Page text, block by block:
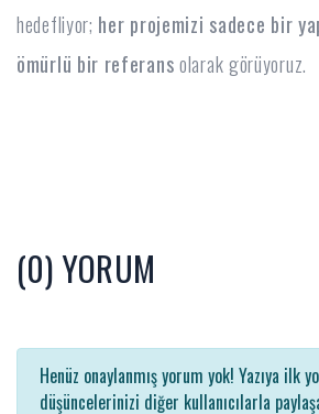
hedefliyor; her projemizi sadece bir
ömürlü bir referansolarak görüyoruz.
(0) YORUM
Henüz onaylanmış yorum yok! Yazıya ilk
düşüncelerinizi diğer kullanıcılarla